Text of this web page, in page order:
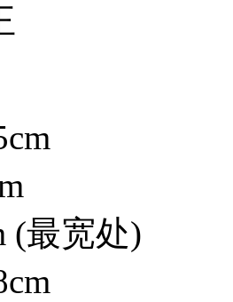
(最宽处)